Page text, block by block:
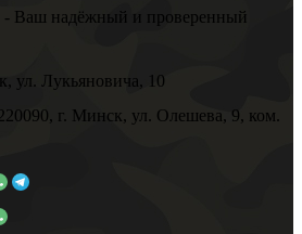
надёжный и проверенный
ул. Лукьяновича, 10
г. Минск, ул. Олешева, 9, ком.